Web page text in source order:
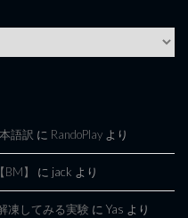
語訳 に RandoPlay より
】 に jack より
凍してみる実験 に Yas より